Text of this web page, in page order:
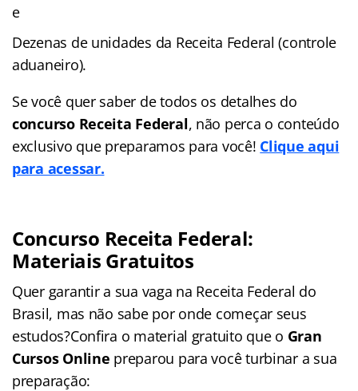
e
Dezenas de unidades da Receita Federal (controle
aduaneiro).
Se você quer saber de todos os detalhes do
concurso Receita Federal, não perca o conteúdo
exclusivo que preparamos para você! Clique aqui
para acessar.
Concurso Receita Federal:
Materiais Gratuitos
Quer garantir a sua vaga na Receita Federal do
Brasil, mas não sabe por onde começar seus
estudos?Confira o material gratuito que o Gran
Cursos Online preparou para você turbinar a sua
preparação: